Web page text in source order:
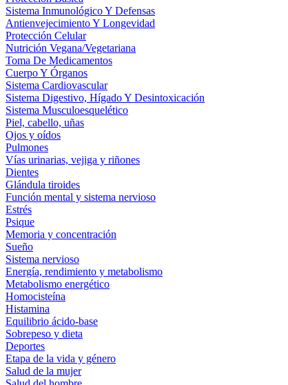
Sistema Inmunológico Y Defensas
Antienvejecimiento Y Longevidad
Protección Celular
Nutrición Vegana/Vegetariana
Toma De Medicamentos
Cuerpo Y Órganos
Sistema Cardiovascular
Sistema Digestivo, Hígado Y Desintoxicación
Sistema Musculoesquelético
Piel, cabello, uñas
Ojos y oídos
Pulmones
Vías urinarias, vejiga y riñones
Dientes
Glándula tiroides
Función mental y sistema nervioso
Estrés
Psique
Memoria y concentración
Sueño
Sistema nervioso
Energía, rendimiento y metabolismo
Metabolismo energético
Homocisteína
Histamina
Equilibrio ácido-base
Sobrepeso y dieta
Deportes
Etapa de la vida y género
Salud de la mujer